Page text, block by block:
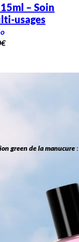
– Soin
usages
€
green de la manucure: